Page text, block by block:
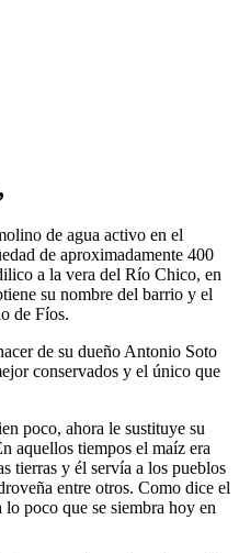
de agua activo en el
de aproximadamente 400
a la vera del Río Chico, en
su nombre del barrio y el
de Fíos.
de su dueño Antonio Soto
conservados y el único que
poco, ahora le sustituye su
aquellos tiempos el maíz era
tierras y él servía a los pueblos
entre otros. Como dice el
poco que se siembra hoy en